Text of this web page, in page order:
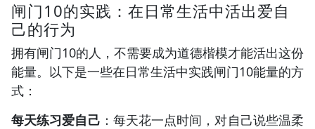
闸门10的实践：在日常生活中活出爱自
己的行为
拥有闸门10的人，不需要成为道德楷模才能活出这份
能量。以下是一些在日常生活中实践闸门10能量的方
式：
每天练习爱自己 ：每天花一点时间，对自己说些温柔